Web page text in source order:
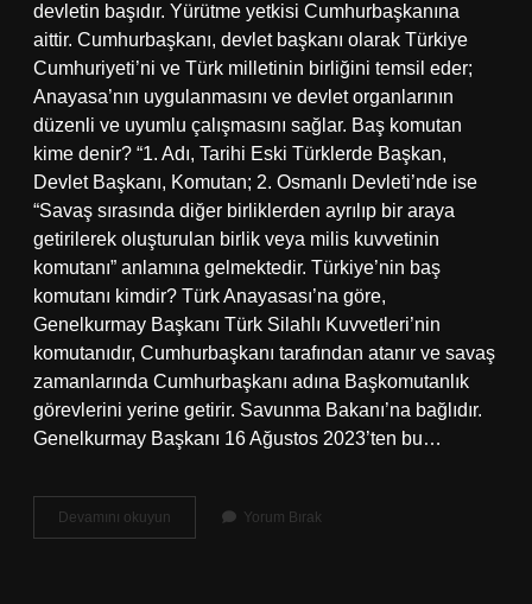
devletin başıdır. Yürütme yetkisi Cumhurbaşkanına
aittir. Cumhurbaşkanı, devlet başkanı olarak Türkiye
Cumhuriyeti’ni ve Türk milletinin birliğini temsil eder;
Anayasa’nın uygulanmasını ve devlet organlarının
düzenli ve uyumlu çalışmasını sağlar. Baş komutan
kime denir? “1. Adı, Tarihi Eski Türklerde Başkan,
Devlet Başkanı, Komutan; 2. Osmanlı Devleti’nde ise
“Savaş sırasında diğer birliklerden ayrılıp bir araya
getirilerek oluşturulan birlik veya milis kuvvetinin
komutanı” anlamına gelmektedir. Türkiye’nin baş
komutanı kimdir? Türk Anayasası’na göre,
Genelkurmay Başkanı Türk Silahlı Kuvvetleri’nin
komutanıdır, Cumhurbaşkanı tarafından atanır ve savaş
zamanlarında Cumhurbaşkanı adına Başkomutanlık
görevlerini yerine getirir. Savunma Bakanı’na bağlıdır.
Genelkurmay Başkanı 16 Ağustos 2023’ten bu…
Devamını okuyun Cumhurbaşkanı
Komutan
Yorum Bırak